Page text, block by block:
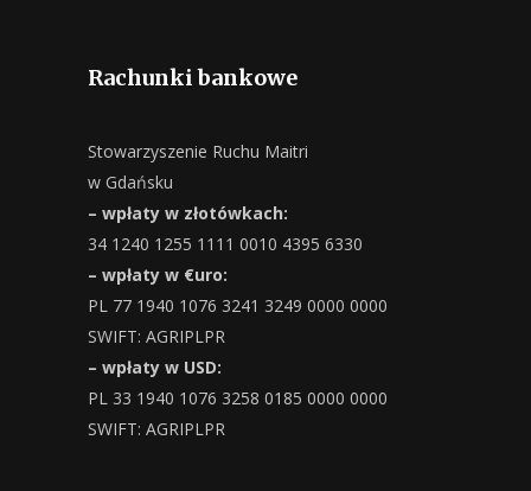
Rachunki bankowe
Stowarzyszenie Ruchu Maitri
w Gdańsku
– wpłaty w złotówkach:
34 1240 1255 1111 0010 4395 6330
– wpłaty w €uro:
PL 77 1940 1076 3241 3249 0000 0000
SWIFT: AGRIPLPR
– wpłaty w USD:
PL 33 1940 1076 3258 0185 0000 0000
SWIFT: AGRIPLPR